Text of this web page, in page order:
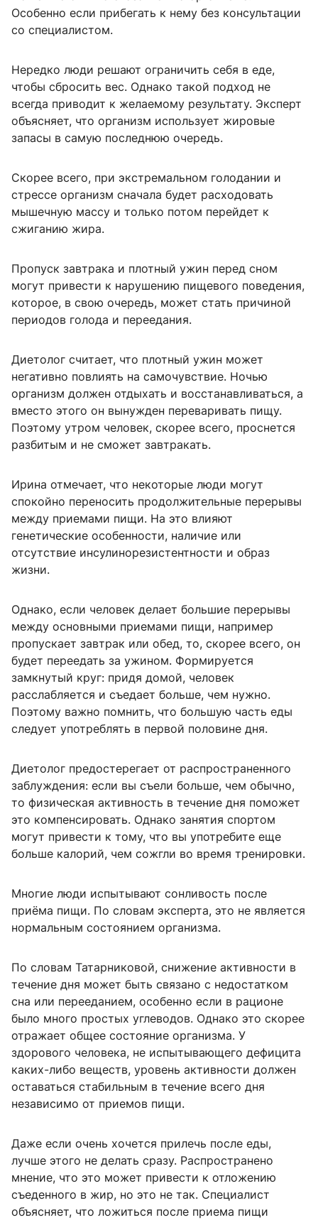
Особенно если прибегать к нему без консультации
со специалистом.
Нередко люди решают ограничить себя в еде,
чтобы сбросить вес. Однако такой подход не
всегда приводит к желаемому результату. Эксперт
объясняет, что организм использует жировые
запасы в самую последнюю очередь.
Скорее всего, при экстремальном голодании и
стрессе организм сначала будет расходовать
мышечную массу и только потом перейдет к
сжиганию жира.
Пропуск завтрака и плотный ужин перед сном
могут привести к нарушению пищевого поведения,
которое, в свою очередь, может стать причиной
периодов голода и переедания.
Диетолог считает, что плотный ужин может
негативно повлиять на самочувствие. Ночью
организм должен отдыхать и восстанавливаться, а
вместо этого он вынужден переваривать пищу.
Поэтому утром человек, скорее всего, проснется
разбитым и не сможет завтракать.
Ирина отмечает, что некоторые люди могут
спокойно переносить продолжительные перерывы
между приемами пищи. На это влияют
генетические особенности, наличие или
отсутствие инсулинорезистентности и образ
жизни.
Однако, если человек делает большие перерывы
между основными приемами пищи, например
пропускает завтрак или обед, то, скорее всего, он
будет переедать за ужином. Формируется
замкнутый круг: придя домой, человек
расслабляется и съедает больше, чем нужно.
Поэтому важно помнить, что большую часть еды
следует употреблять в первой половине дня.
Диетолог предостерегает от распространенного
заблуждения: если вы съели больше, чем обычно,
то физическая активность в течение дня поможет
это компенсировать. Однако занятия спортом
могут привести к тому, что вы употребите еще
больше калорий, чем сожгли во время тренировки.
Многие люди испытывают сонливость после
приёма пищи. По словам эксперта, это не является
нормальным состоянием организма.
По словам Татарниковой, снижение активности в
течение дня может быть связано с недостатком
сна или перееданием, особенно если в рационе
было много простых углеводов. Однако это скорее
отражает общее состояние организма. У
здорового человека, не испытывающего дефицита
каких-либо веществ, уровень активности должен
оставаться стабильным в течение всего дня
независимо от приемов пищи.
Даже если очень хочется прилечь после еды,
лучше этого не делать сразу. Распространено
мнение, что это может привести к отложению
съеденного в жир, но это не так. Специалист
объясняет, что ложиться после приема пищи